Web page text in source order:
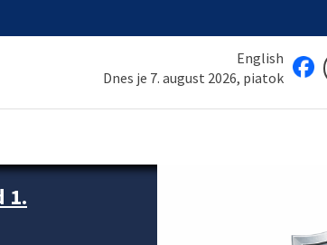
English
Dnes je 7. august 2026, piatok
1.